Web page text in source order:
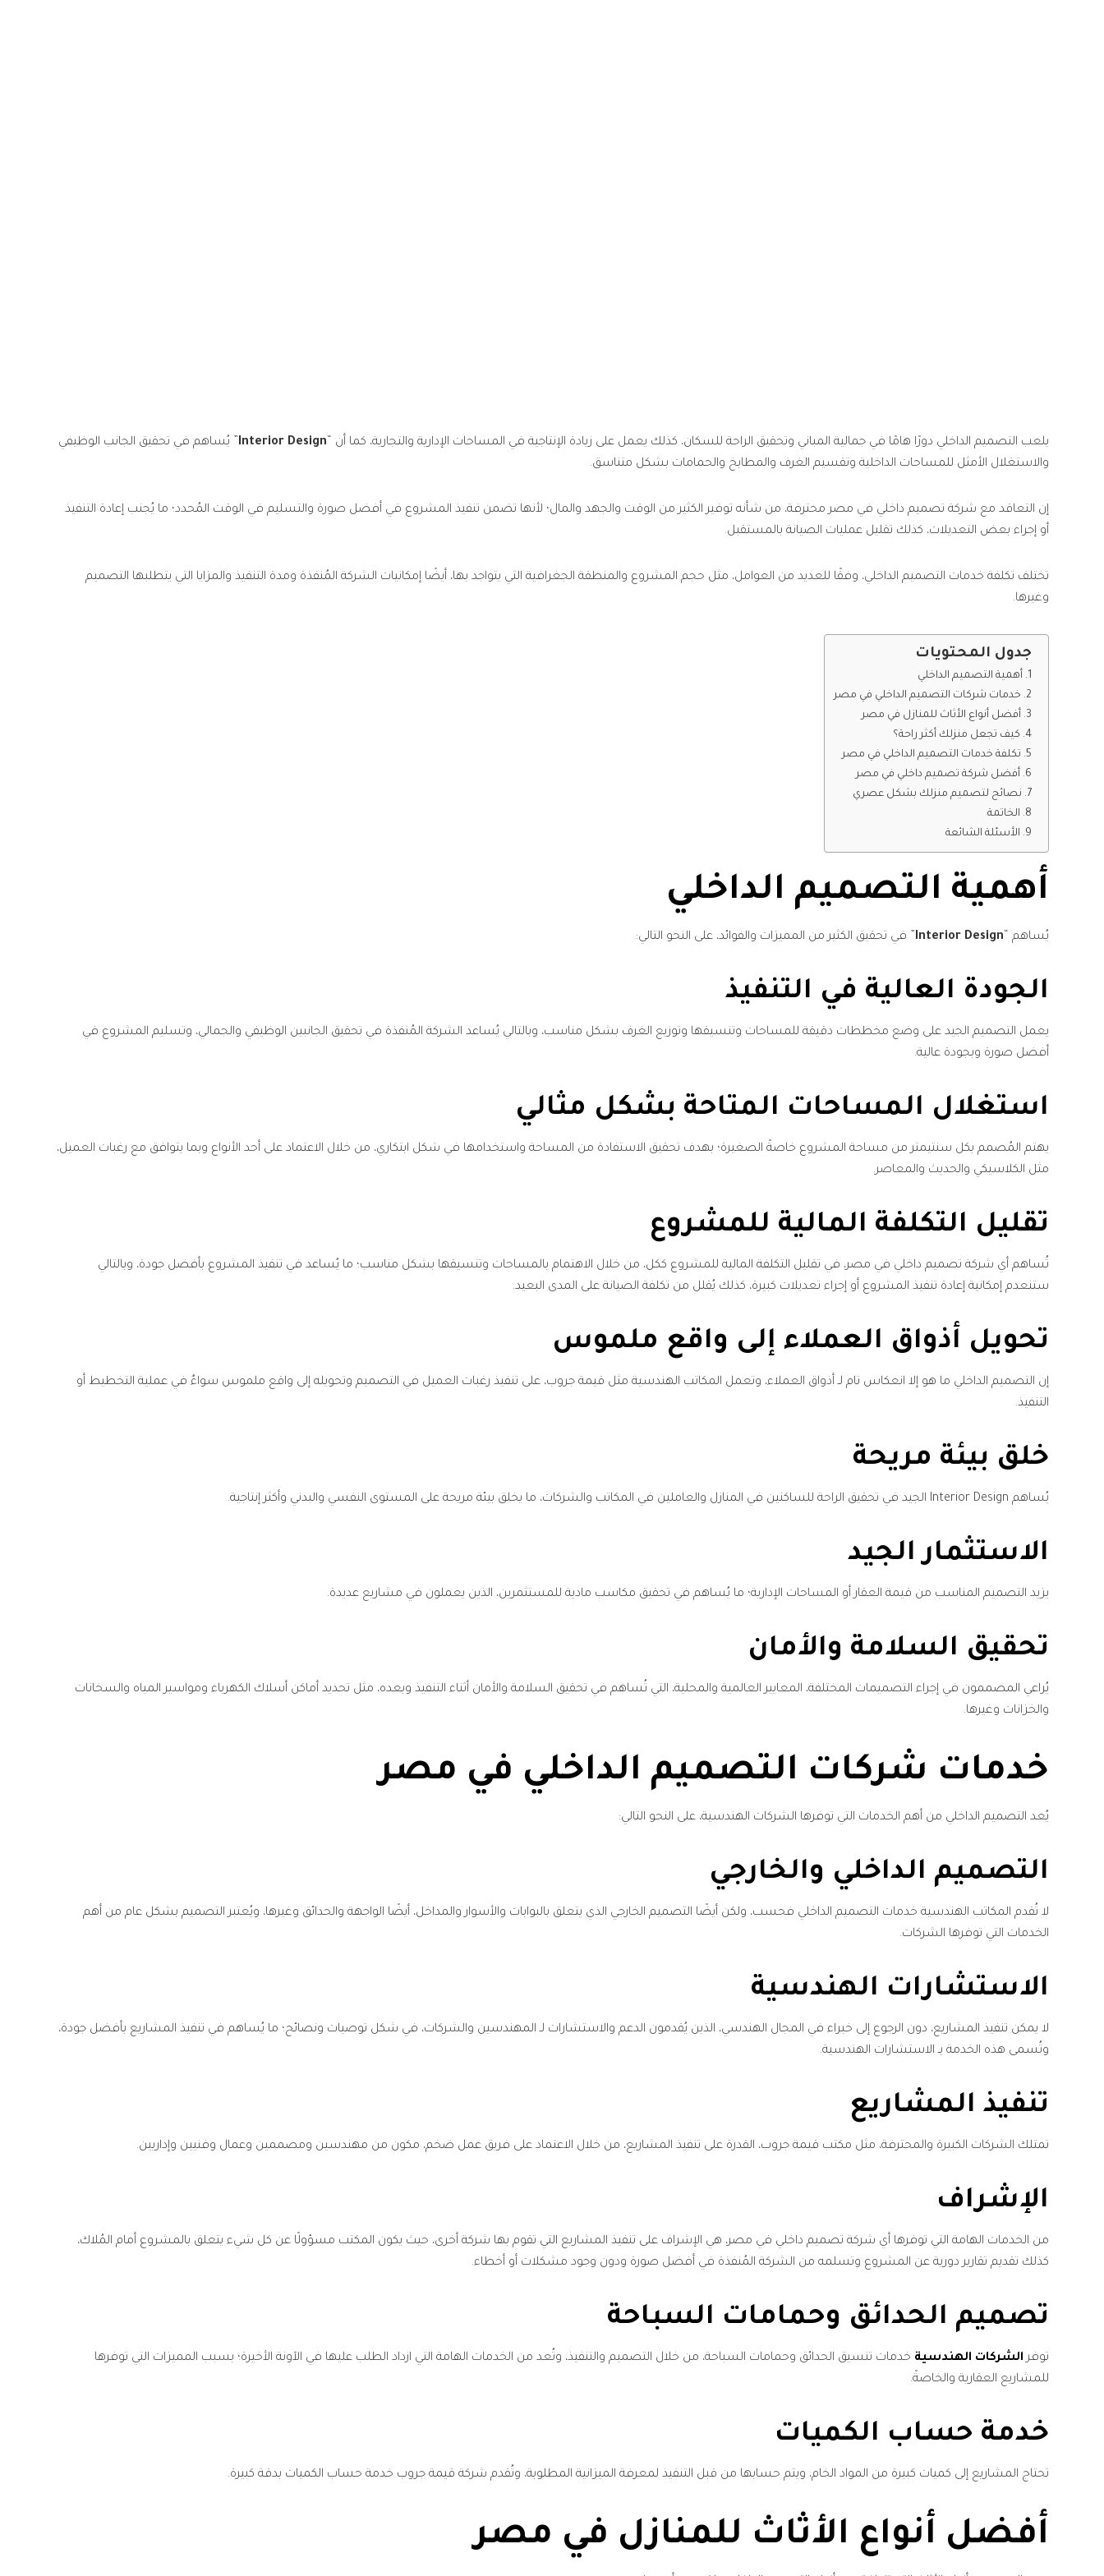
يلعب التصميم الداخلي دورًا هامًا في جمالية المباني وتحقيق الراحة للسكان، كذلك يعمل على زيادة الإنتاجية في المساحات الإدارية والتجارية، كما أن “ Interior Design ” يُساهم في تحقيق الجانب الوظيفي
والاستغلال الأمثل للمساحات الداخلية وتقسيم الغرف والمطابخ والحمامات بشكل متناسق.
إن التعاقد مع شركة تصميم داخلي في مصر محترفة، من شأنه توفير الكثير من الوقت والجهد والمال؛ لأنها تضمن تنفيذ المشروع في أفضل صورة والتسليم في الوقت المُحدد؛ ما يُجنب إعادة التنفيذ
أو إجراء بعض التعديلات، كذلك تقليل عمليات الصيانة بالمستقبل.
تختلف تكلفة خدمات التصميم الداخلي، وفقًا للعديد من العوامل، مثل حجم المشروع والمنطقة الجغرافية التي يتواجد بها، أيضًا إمكانيات الشركة المُنفذة ومدة التنفيذ والمزايا التي يتطلبها التصميم
وغيرها.
جدول المحتويات
أهمية التصميم الداخلي
خدمات شركات التصميم الداخلي في مصر
أفضل أنواع الأثاث للمنازل في مصر
كيف تجعل منزلك أكثر راحة؟
تكلفة خدمات التصميم الداخلي في مصر
أفضل شركة تصميم داخلي في مصر
نصائح لتصميم منزلك بشكل عصري
الخاتمة
الأسئلة الشائعة
أهمية التصميم الداخلي
يُساهم “ Interior Design ” في تحقيق الكثير من المميزات والفوائد، على النحو التالي:
الجودة العالية في التنفيذ
يعمل التصميم الجيد على وضع مخططات دقيقة للمساحات وتنسيقها وتوزيع الغرف بشكل مناسب، وبالتالي يُساعد الشركة المُنفذة في تحقيق الجانبين الوظيفي والجمالي، وتسليم المشروع في
أفضل صورة وبجودة عالية.
استغلال المساحات المتاحة بشكل مثالي
يهتم المُصمم بكل سنتيمتر من مساحة المشروع خاصةً الصغيرة؛ بهدف تحقيق الاستفادة من المساحة واستخدامها في شكل ابتكاري، من خلال الاعتماد على أحد الأنواع وبما يتوافق مع رغبات العميل،
مثل الكلاسيكي والحديث والمعاصر.
تقليل التكلفة المالية للمشروع
تُساهم أي شركة تصميم داخلي في مصر، في تقليل التكلفة المالية للمشروع ككل، من خلال الاهتمام بالمساحات وتنسيقها بشكل مناسب؛ ما يُساعد في تنفيذ المشروع بأفضل جودة، وبالتالي
ستنعدم إمكانية إعادة تنفيذ المشروع أو إجراء تعديلات كبيرة، كذلك يُقلل من تكلفة الصيانة على المدى البعيد.
تحويل أذواق العملاء إلى واقع ملموس
إن التصميم الداخلي ما هو إلا انعكاس تام لـ أذواق العملاء، وتعمل المكاتب الهندسية مثل قيمة جروب، على تنفيذ رغبات العميل في التصميم وتحويله إلى واقع ملموس سواءٌ في عملية التخطيط أو
التنفيذ.
خلق بيئة مريحة
يُساهم Interior Design الجيد في تحقيق الراحة للساكنين في المنازل والعاملين في المكاتب والشركات، ما يخلق بيئة مريحة على المستوى النفسي والبدني وأكثر إنتاجية.
الاستثمار الجيد
يزيد التصميم المناسب من قيمة العقار أو المساحات الإدارية؛ ما يُساهم في تحقيق مكاسب مادية للمستثمرين، الذين يعملون في مشاريع عديدة.
تحقيق السلامة والأمان
يُراعي المصممون في إجراء التصميمات المختلفة، المعايير العالمية والمحلية، التي تُساهم في تحقيق السلامة والأمان أثناء التنفيذ وبعده، مثل تحديد أماكن أسلاك الكهرباء ومواسير المياه والسخانات
والخزانات وغيرها.
خدمات شركات التصميم الداخلي في مصر
يُعد التصميم الداخلي من أهم الخدمات التي توفرها الشركات الهندسية، على النحو التالي:
التصميم الداخلي والخارجي
لا تُقدم المكاتب الهندسية خدمات التصميم الداخلي فحسب، ولكن أيضًا التصميم الخارجي الذي يتعلق بالبوابات والأسوار والمداخل، أيضًا الواجهة والحدائق وغيرها، ويُعتبر التصميم بشكل عام من أهم
الخدمات التي توفرها الشركات.
الاستشارات الهندسية
لا يمكن تنفيذ المشاريع، دون الرجوع إلى خبراء في المجال الهندسي، الذين يُقدمون الدعم والاستشارات لـ المهندسين والشركات، في شكل توصيات ونصائح؛ ما يُساهم في تنفيذ المشاريع بأفضل جودة،
وتُسمى هذه الخدمة بـ الاستشارات الهندسية.
تنفيذ المشاريع
تمتلك الشركات الكبيرة والمحترفة، مثل مكتب قيمة جروب، القدرة على تنفيذ المشاريع، من خلال الاعتماد على فريق عمل ضخم، مكون من مهندسين ومصممين وعمال وفنيين وإداريين.
الإشراف
من الخدمات الهامة التي توفرها أي شركة تصميم داخلي في مصر، هي الإشراف على تنفيذ المشاريع التي تقوم بها شركة أخرى، حيث يكون المكتب مسؤولًا عن كل شيء يتعلق بالمشروع أمام المُلاك،
كذلك تقديم تقارير دورية عن المشروع وتسلمه من الشركة المُنفذة في أفضل صورة ودون وجود مشكلات أو أخطاء.
تصميم الحدائق وحمامات السباحة
توفر الشركات الهندسية خدمات تنسيق الحدائق وحمامات السباحة، من خلال التصميم والتنفيذ، وتُعد من الخدمات الهامة التي ازداد الطلب عليها في الآونة الأخيرة؛ بسبب المميزات التي توفرها
للمشاريع العقارية والخاصةً.
خدمة حساب الكميات
تحتاج المشاريع إلى كميات كبيرة من المواد الخام، ويتم حسابها من قبل التنفيذ لمعرفة الميزانية المطلوبة، وتُقدم شركة قيمة جروب خدمة حساب الكميات بدقة كبيرة.
أفضل أنواع الأثاث للمنازل في مصر